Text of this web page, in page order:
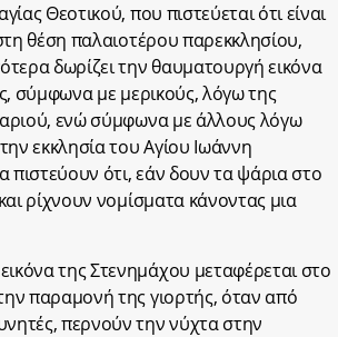
Θεοτικού, που πιστεύεται ότι είναι
θέση παλαιοτέρου παρεκκλησίου,
δωρίζει την θαυματουργή εικόνα
σύμφωνα με μερικούς, λόγω της
ενώ σύμφωνα με άλλους λόγω
εκκλησία του Αγίου Ιωάννη
ότι, εάν δουν τα ψάρια στο
ρίχνουν νομίσματα κάνοντας μια
της Στενημάχου μεταφέρεται στο
παραμονή της γιορτής, όταν από
περνούν την νύχτα στην